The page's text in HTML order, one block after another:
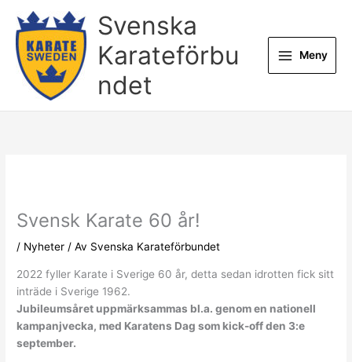
innehåll
Svenska
Karateförbu
ndet
Meny
Svensk Karate 60 år!
/ Nyheter / Av Svenska Karateförbundet
2022 fyller Karate i Sverige 60 år, detta sedan idrotten fick sitt
inträde i Sverige 1962.
Jubileumsåret uppmärksammas bl.a. genom en nationell
kampanjvecka, med Karatens Dag som kick-off den 3:e
september.